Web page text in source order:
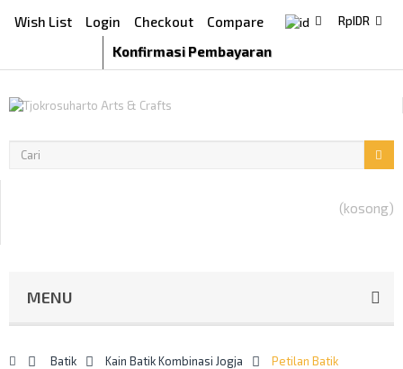
Wish List Login Checkout Compare Rp‎IDR
Konfirmasi Pembayaran
(kosong)
MENU
> Batik > Kain Batik Kombinasi Jogja >
Petilan Batik